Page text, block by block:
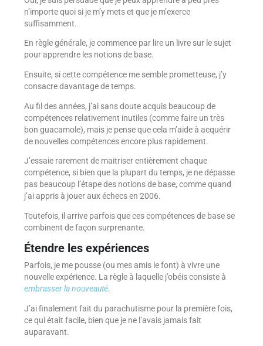
n’importe quoi si je m’y mets et que je m’exerce
suffisamment.
En règle générale, je commence par lire un livre sur le sujet
pour apprendre les notions de base.
Ensuite, si cette compétence me semble prometteuse, j’y
consacre davantage de temps.
Au fil des années, j’ai sans doute acquis beaucoup de
compétences relativement inutiles (comme faire un très
bon guacamole), mais je pense que cela m’aide à acquérir
de nouvelles compétences encore plus rapidement.
J’essaie rarement de maitriser entièrement chaque
compétence, si bien que la plupart du temps, je ne dépasse
pas beaucoup l’étape des notions de base, comme quand
j’ai appris à jouer aux échecs en 2006.
Toutefois, il arrive parfois que ces compétences de base se
combinent de façon surprenante.
Étendre les expériences
Parfois, je me pousse (ou mes amis le font) à vivre une
nouvelle expérience. La règle à laquelle j’obéis consiste à
embrasser la nouveauté.
J’ai finalement fait du parachutisme pour la première fois,
ce qui était facile, bien que je ne l’avais jamais fait
auparavant.